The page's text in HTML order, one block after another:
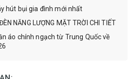
hút bụi gia đình mới nhất
NĂNG LƯỢNG MẶT TRỜI CHI TIẾT
áo chính ngạch từ Trung Quốc về